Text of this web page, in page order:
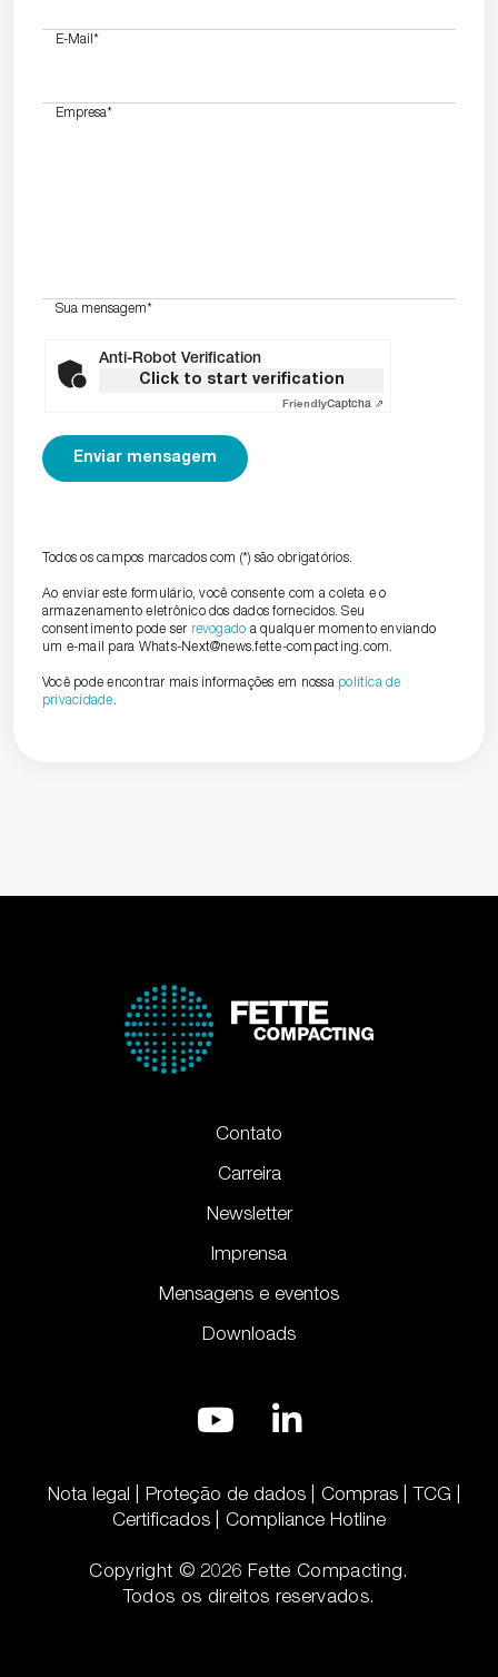
E-Mail*
Empresa*
Sua mensagem*
Anti-Robot Verification
Click to start verification
FriendlyCaptcha ⇗
Todos os campos marcados com (*) são obrigatórios.
Ao enviar este formulário, você consente com a coleta e o
armazenamento eletrônico dos dados fornecidos. Seu
consentimento pode ser revogado a qualquer momento enviando
um e-mail para Whats-Next@news.fette-compacting.com.
Você pode encontrar mais informações em nossa política de
privacidade.
Contato
Carreira
Newsletter
Imprensa
Mensagens e eventos
Downloads
Nota legal Proteção de dados Compras
TCG
Certificados
Compliance Hotline
Copyright © 2026 Fette Compacting.
Todos os direitos reservados.